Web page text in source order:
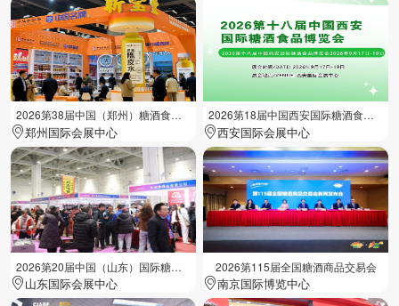
2026第38届中国（郑州）糖酒食品交易会
郑州国际会展中心
2026第18届中国西安国际糖酒食品展览会
西安国际会展中心
2026第20届中国（山东）国际糖酒食品交易会
山东国际会展中心
2026第115届全国糖酒商品交易会
南京国际博览中心